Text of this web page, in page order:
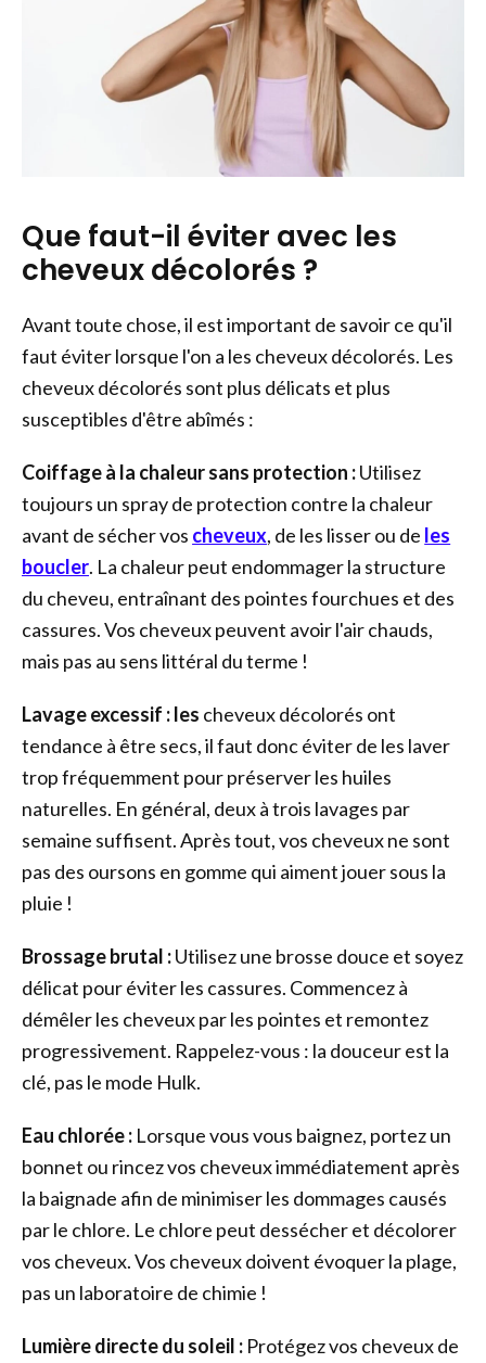
Que faut-il éviter avec les
cheveux décolorés ?
Avant toute chose, il est important de savoir ce qu'il
faut éviter lorsque l'on a les cheveux décolorés. Les
cheveux décolorés sont plus délicats et plus
susceptibles d'être abîmés :
Coiffage à la chaleur sans protection :Utilisez
toujours un spray de protection contre la chaleur
avant de sécher vos cheveux, de les lisser ou de les
boucler. La chaleur peut endommager la structure
du cheveu, entraînant des pointes fourchues et des
cassures. Vos cheveux peuvent avoir l'air chauds,
mais pas au sens littéral du terme !
Lavage excessif : les cheveux décolorés ont
tendance à être secs, il faut donc éviter de les laver
trop fréquemment pour préserver les huiles
naturelles. En général, deux à trois lavages par
semaine suffisent. Après tout, vos cheveux ne sont
pas des oursons en gomme qui aiment jouer sous la
pluie !
Brossage brutal :Utilisez une brosse douce et soyez
délicat pour éviter les cassures. Commencez à
démêler les cheveux par les pointes et remontez
progressivement. Rappelez-vous : la douceur est la
clé, pas le mode Hulk.
Eau chlorée : Lorsque vous vous baignez, portez un
bonnet ou rincez vos cheveux immédiatement après
la baignade afin de minimiser les dommages causés
par le chlore. Le chlore peut dessécher et décolorer
vos cheveux. Vos cheveux doivent évoquer la plage,
pas un laboratoire de chimie !
Lumière directe du soleil : Protégez vos cheveux de